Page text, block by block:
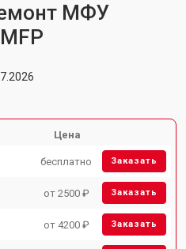
МФУ
Цена
бесплатно Заказать
от 2500 ₽ Заказать
от 4200 ₽ Заказать